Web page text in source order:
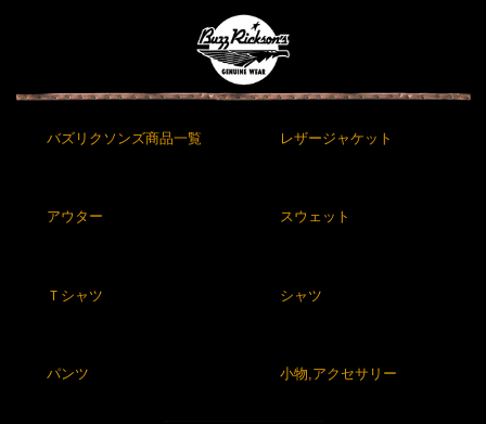
バズリクソンズ商品一覧 レザージャケット
アウター スウェット
Ｔシャツ シャツ
パンツ 小物,アクセサリー